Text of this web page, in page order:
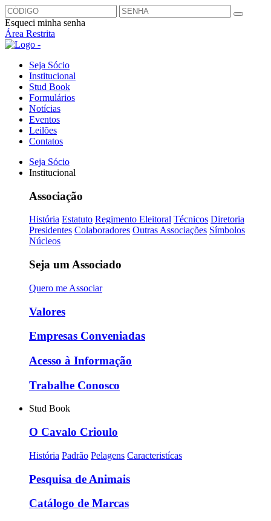
Esqueci minha senha
Área Restrita
Seja Sócio
Institucional
Stud Book
Formulários
Notícias
Eventos
Leilões
Contatos
Seja Sócio
Institucional
Associação
História Estatuto Regimento Eleitoral Técnicos Diretoria
Presidentes Colaboradores Outras Associações Símbolos
Núcleos
Seja um Associado
Quero me Associar
Valores
Empresas Conveniadas
Acesso à Informação
Trabalhe Conosco
Stud Book
O Cavalo Crioulo
História Padrão Pelagens Caracteristícas
Pesquisa de Animais
Catálogo de Marcas